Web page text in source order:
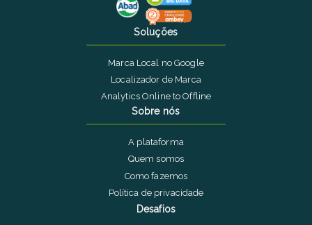
Soluções
Marca Local no Google
Localizador de Marca
Analytics Online to Offline
Sobre nós
A plataforma
Quem somos
Como fazemos
Política de privacidade
Desafios